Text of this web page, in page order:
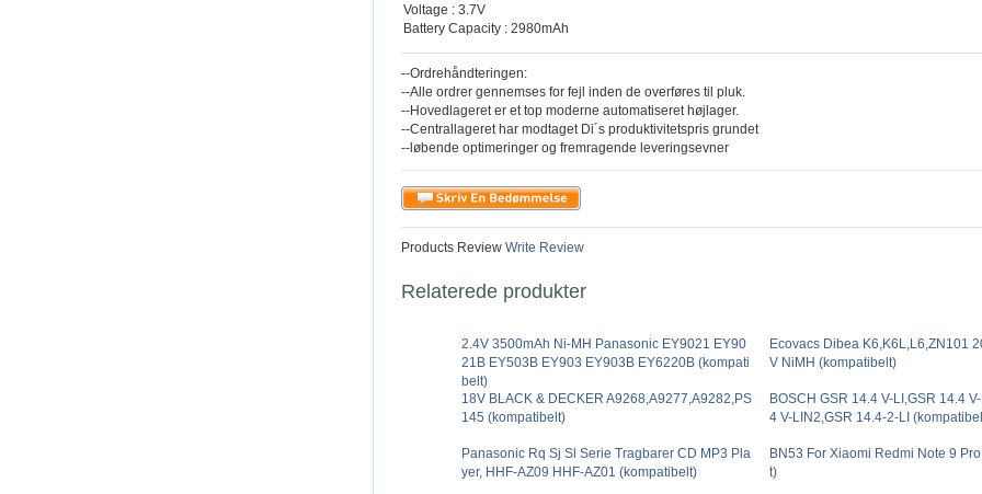
Voltage : 3.7V
Battery Capacity : 2980mAh
--Ordrehåndteringen:
--Alle ordrer gennemses for fejl inden de overføres til pluk.
--Hovedlageret er et top moderne automatiseret højlager.
--Centrallageret har modtaget Di´s produktivitetspris grundet
--løbende optimeringer og fremragende leveringsevner
Products Review Write Review
Relaterede produkter
2.4V 3500mAh Ni-MH Panasonic EY9021 EY90
21B EY503B EY903 EY903B EY6220B (kompati
belt)
Ecovacs Dibea K6,K6L,L6,ZN101
V NiMH (kompatibelt)
18V BLACK & DECKER A9268,A9277,A9282,PS
145 (kompatibelt)
BOSCH GSR 14.4 V-LI,GSR 14.4
4 V-LIN2,GSR 14.4-2-LI
Panasonic Rq Sj Sl Serie Tragbarer CD MP3 Pla
yer, HHF-AZ09 HHF-AZ01 (kompatibelt)
BN53 For Xiaomi Redmi Note 9
t)